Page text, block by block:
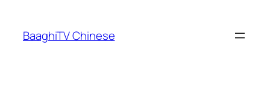
content
BaaghiTV Chinese